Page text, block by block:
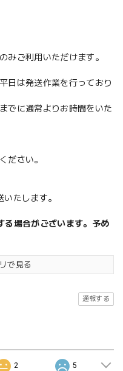
みご利用いただけます。
日は発送作業を行っており
でに通常よりお時間をいた
ださい。
たします。
る場合がございます。予め
で見る
通報する
2 5